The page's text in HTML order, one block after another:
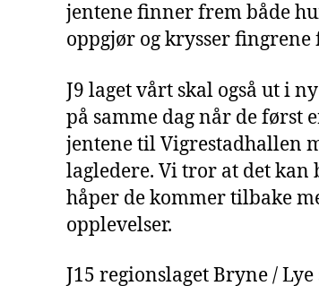
jentene finner frem både
oppgjør og krysser fingrene
J9 laget vårt skal også ut i
på samme dag når de først
jentene til Vigrestadhallen
lagledere. Vi tror at det kan
håper de kommer tilbake
opplevelser.
J15 regionslaget Bryne /